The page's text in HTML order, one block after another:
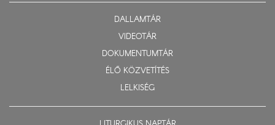
DALLAMTÁR
VIDEOTÁR
DOKUMENTUMTÁR
ÉLŐ KÖZVETÍTÉS
LELKISÉG